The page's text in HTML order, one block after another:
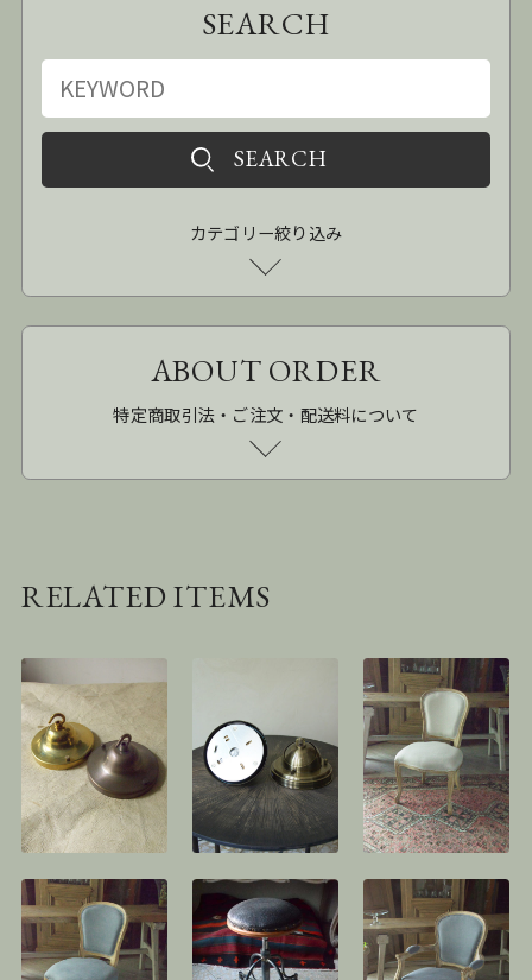
SEARCH
カテゴリー絞り込み
ABOUT ORDER
特定商取引法・ご注文・配送料について
RELATED ITEMS